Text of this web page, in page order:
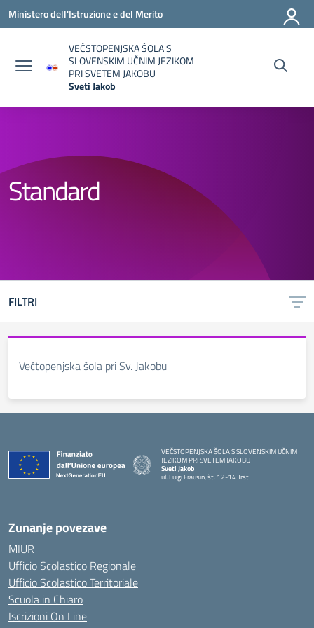
Vai ai contenuti
Vai al menu di navigazione
Vai al footer
Ministero dell'Istruzione e del Merito
VEČSTOPENJSKA ŠOLA S
SLOVENSKIM UČNIM JEZIKOM
PRI SVETEM JAKOBU
Sveti Jakob
Standard
FILTRI
Večtopenjska šola pri Sv. Jakobu
VEČSTOPENJSKA ŠOLA S SLOVENSKIM UČNIM
JEZIKOM PRI SVETEM JAKOBU
Sveti Jakob
ul. Luigi Frausin, št. 12-14 Trst
— Visita la pagina iniziale della scuola
Zunanje povezave
MIUR
Ufficio Scolastico Regionale
Ufficio Scolastico Territoriale
Scuola in Chiaro
Iscrizioni On Line